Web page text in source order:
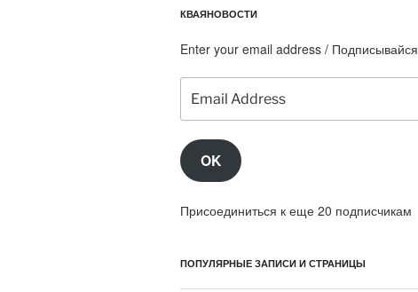
КВАЯНОВОСТИ
Enter your email address / Подписывайся
Address
OK
Присоединиться к еще 20 подписчикам
ПОПУЛЯРНЫЕ ЗАПИСИ И СТРАНИЦЫ